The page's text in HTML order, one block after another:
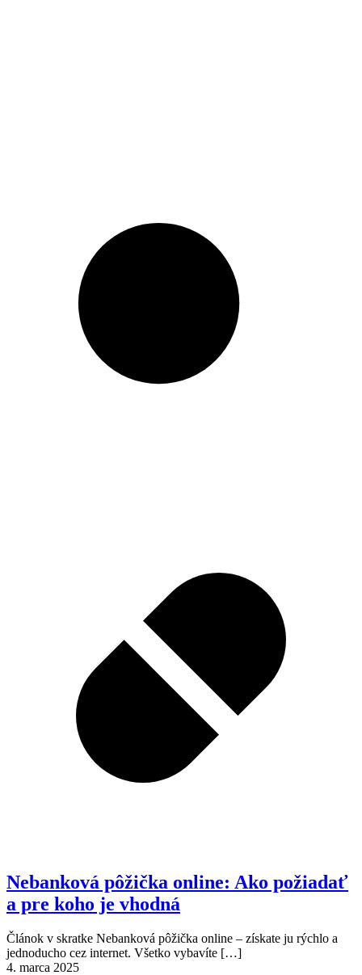
Nebanková pôžička online: Ako požiadať
a pre koho je vhodná
Článok v skratke Nebanková pôžička online – získate ju rýchlo a
jednoducho cez internet. Všetko vybavíte […]
4. marca 2025